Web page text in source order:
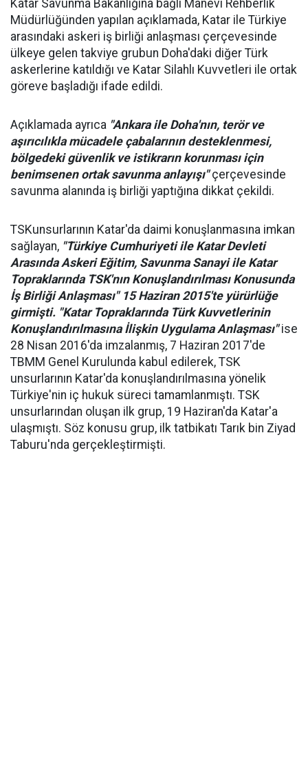
Katar Savunma Bakanlığına bağlı Manevi Rehberlik
Müdürlüğünden yapılan açıklamada, Katar ile Türkiye
arasındaki askeri iş birliği anlaşması çerçevesinde
ülkeye gelen takviye grubun Doha'daki diğer Türk
askerlerine katıldığı ve Katar Silahlı Kuvvetleri ile ortak
göreve başladığı ifade edildi.
Açıklamada ayrıca "Ankara ile Doha'nın, terör ve
aşırıcılıkla mücadele çabalarının desteklenmesi,
bölgedeki güvenlik ve istikrarın korunması için
benimsenen ortak savunma anlayışı"çerçevesinde
savunma alanında iş birliği yaptığına dikkat çekildi.
TSKunsurlarının Katar'da daimi konuşlanmasına imkan
sağlayan, "Türkiye Cumhuriyeti ile Katar Devleti
Arasında Askeri Eğitim, Savunma Sanayi ile Katar
Topraklarında TSK'nın Konuşlandırılması Konusunda
İş Birliği Anlaşması" 15 Haziran 2015'te yürürlüğe
girmişti. "Katar Topraklarında Türk Kuvvetlerinin
Konuşlandırılmasına İlişkin Uygulama Anlaşması"ise
28 Nisan 2016'da imzalanmış, 7 Haziran 2017'de
TBMM Genel Kurulunda kabul edilerek, TSK
unsurlarının Katar'da konuşlandırılmasına yönelik
Türkiye'nin iç hukuk süreci tamamlanmıştı. TSK
unsurlarından oluşan ilk grup, 19 Haziran'da Katar'a
ulaşmıştı. Söz konusu grup, ilk tatbikatı Tarık bin Ziyad
Taburu'nda gerçekleştirmişti.